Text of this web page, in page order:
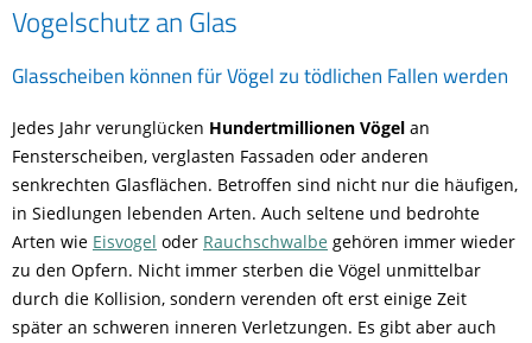
Vogelschutz an Glas
Glasscheiben können für Vögel zu tödlichen Fallen werden
Jedes Jahr verunglücken Hundertmillionen Vögel an
Fensterscheiben, verglasten Fassaden oder anderen
senkrechten Glasflächen. Betroffen sind nicht nur die häufigen,
in Siedlungen lebenden Arten. Auch seltene und bedrohte
Arten wie Eisvogel oder Rauchschwalbe gehören immer wieder
zu den Opfern. Nicht immer sterben die Vögel unmittelbar
durch die Kollision, sondern verenden oft erst einige Zeit
später an schweren inneren Verletzungen. Es gibt aber auch